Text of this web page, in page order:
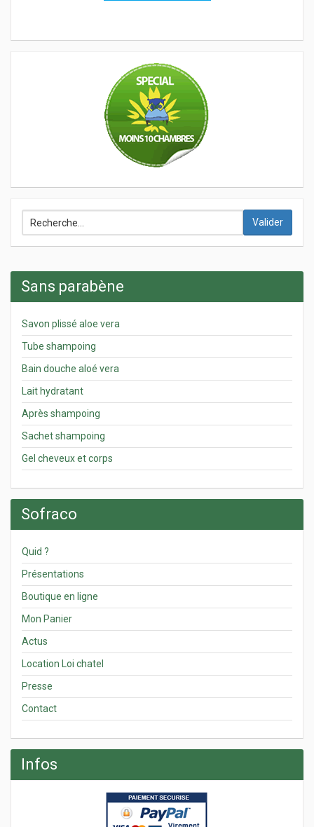
Valider
Sans parabène
Savon plissé aloe vera
Tube shampoing
Bain douche aloé vera
Lait hydratant
Après shampoing
Sachet shampoing
Gel cheveux et corps
Sofraco
Quid ?
Présentations
Boutique en ligne
Mon Panier
Actus
Location Loi chatel
Presse
Contact
Infos